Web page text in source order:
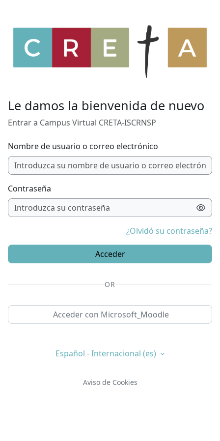
Le damos la bienvenida de nuevo
Entrar a Campus Virtual CRETA-ISCRNSP
Nombre de usuario o correo electrónico
Contraseña
¿Olvidó su contraseña?
Acceder
OR
Acceder con Microsoft_Moodle
Español - Internacional ‎(es)‎
Aviso de Cookies